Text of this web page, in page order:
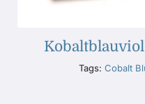
Tags: Cobalt